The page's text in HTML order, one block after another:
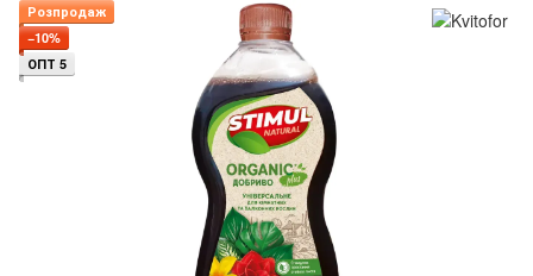
Розпродаж
−10%
ОПТ 5